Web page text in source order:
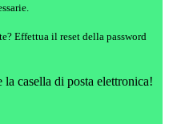
Effettua il reset della password
casella di posta elettronica!